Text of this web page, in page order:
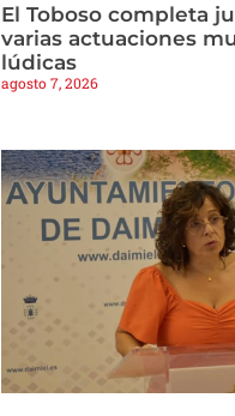
El Toboso completa
varias actuaciones
lúdicas
agosto 7, 2026